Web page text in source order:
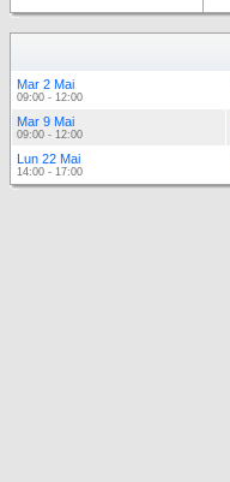
Mar 2 Mai
09:00 - 12:00
Mar 9 Mai
09:00 - 12:00
Lun 22 Mai
14:00 - 17:00